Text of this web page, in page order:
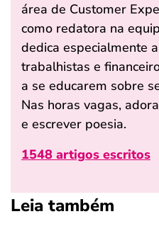
área de Customer
como redatora na
dedica especialmente
trabalhistas e
a se educarem sobre
Nas horas vagas,
e escrever poesia.
1548 artigos escritos
Leia também